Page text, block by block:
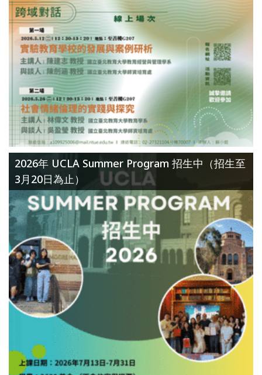
2026年 UCLA Summer Program 招生中（招生至
3月20日為止）